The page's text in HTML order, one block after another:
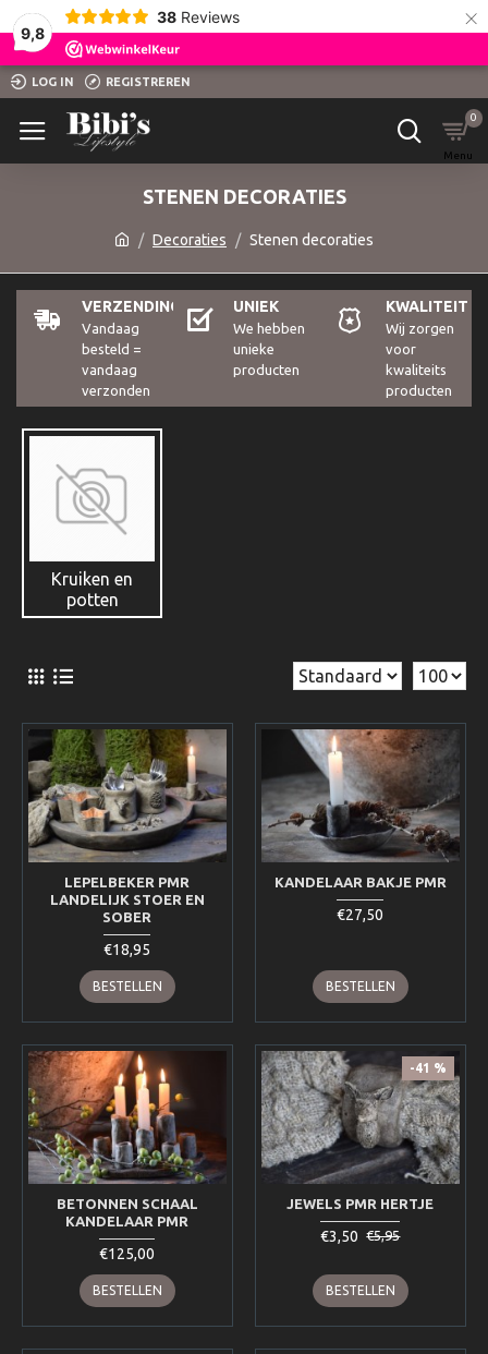
9,8
38 Reviews ×
LOG IN REGISTREREN
0
Decoraties Stenen decoraties
STENEN DECORATIES
VERZENDING
Vandaag
besteld =
vandaag
verzonden
UNIEK
We hebben
unieke
producten
KWALITEIT
Wij zorgen
voor
kwaliteits
producten
Kruiken en
potten
LEPELBEKER PMR
LANDELIJK STOER EN
SOBER
€18,95
BESTELLEN
KANDELAAR BAKJE PMR
€27,50
BESTELLEN
BETONNEN SCHAAL
KANDELAAR PMR
€125,00
BESTELLEN
-41 %
JEWELS PMR HERTJE
€3,50 €5,95
BESTELLEN